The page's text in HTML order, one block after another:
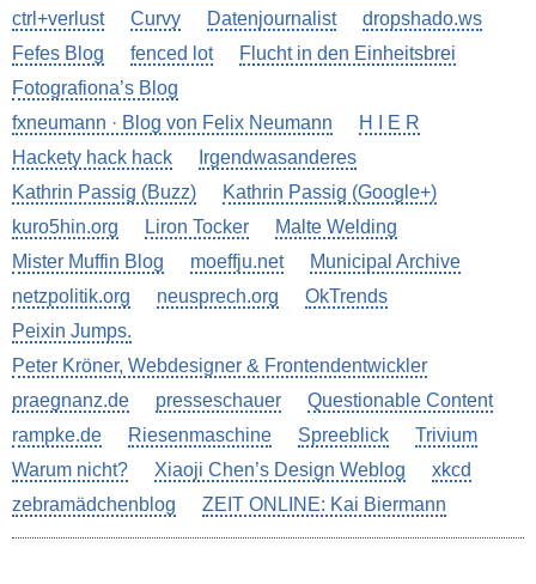
ctrl+verlust
Curvy Datenjournalist
dropshado.ws
Fefes Blog
fenced lot
Flucht in den Einheitsbrei
Fotografiona’s Blog
fxneumann · Blog von Felix Neumann
H I E R
Hackety hack hack
Irgendwasanderes
Kathrin Passig (Buzz)
Kathrin Passig (Google+)
kuro5hin.org
Liron Tocker
Malte Welding
Mister Muffin Blog
moeffju.net
Municipal Archive
netzpolitik.org
neusprech.org
OkTrends
Peixin Jumps.
Peter Kröner, Webdesigner & Frontendentwickler
praegnanz.de
presseschauer
Questionable Content
rampke.de
Riesenmaschine Spreeblick
Trivium
Warum nicht?
Xiaoji Chen’s Design Weblog
xkcd
zebramädchenblog
ZEIT ONLINE: Kai Biermann